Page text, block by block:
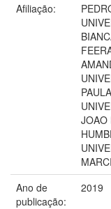
Afiliação:
JOAO
Ano de
publicação:
2019